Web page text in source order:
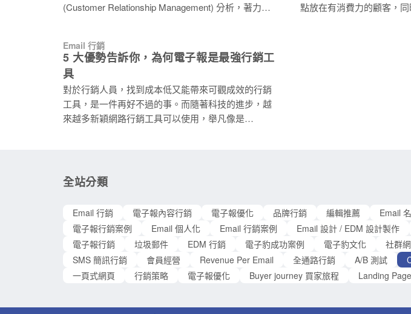
(Customer Relationship Management) 分析，著力維
科學驗證的分眾模式「RFM」，幫助你有效降低行銷
成本，提高投資報酬率。RFM 分析模型概念易懂操作
簡單，不需購買昂貴的軟體，即可利用顧客的消費行
為，分析其終身價值，找出你的 VIP 顧客。 什麽是
RFM？ 許多國外文章中稱 RFM 是 CRM 必備的顧客
分眾模型之一。此外，也有實際案例證明知名國際品
Recency：Recency 反應的是顧客的活躍度。簡單來
公司比較有印象，如果顧客的消費體驗良好的話，很
可能會再次選擇消費。此時，行
點放在有消費力的顧客，
是 Email 行銷的成效，那
期」、「開信率」。 2.選擇合適的評分方式 RFM 分
組是針對 R、F、M 的三個
Email 行銷
5 大優勢告訴你，為何電子報是最強行銷工
具
對於行銷人員，找到成本低又能帶來可觀成效的行銷
工具，是一件再好不過的事。而隨著科技的進步，越
來越多新穎網路行銷工具可以使用，舉凡像是
酬率也當然大幅下降。 但當我們提到電子報行銷，大
家會開始冒出這些疑問：電子郵件還有人在用嗎？電
件已經要被淘汰，但大家不知道的是電子報仍舊在行
銷工具中獨領風騷。根據 Econsultancy 的調查，電子
報的表現最佳，ROI 甚至超過搜尋引擎優化行銷 (
SEM ) ，有 73% 的公司同意電子報行銷是最優秀的
行銷工具。 看到這大家可能還是不太相信，這項較少
有下列 5 項優點，才能造就它成為最強的行銷工具：
全站分類
Email 行銷 電子報內容行銷 電子報優化 品牌行銷 編輯推薦 Email
電子報行銷案例
Email 個人化 Email 行銷案例 Email 設計 / EDM 設計製作
電子報行銷
垃圾郵件 EDM 行銷 電子豹成功案例 電子豹文化 社群
SMS 簡訊行銷
會員經營 Revenue Per Email 全通路行銷 A/B 測試
一頁式網頁
行銷策略 電子報優化 Buyer journey 買家旅程 Landing Page